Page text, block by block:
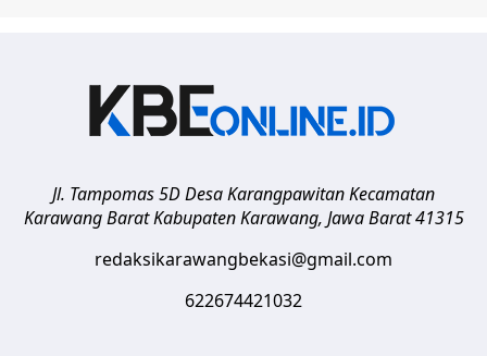
Jl. Tampomas 5D Desa Karangpawitan Kecamatan
Karawang Barat Kabupaten Karawang, Jawa Barat 41315
redaksikarawangbekasi@gmail.com
622674421032